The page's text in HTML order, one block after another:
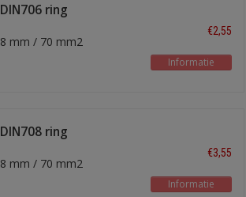
DIN706 ring
kabelschoen
8 mm / 70 mm2
€2,55
Informatie
DIN708 ring
8 mm / 70 mm2
€3,55
Informatie